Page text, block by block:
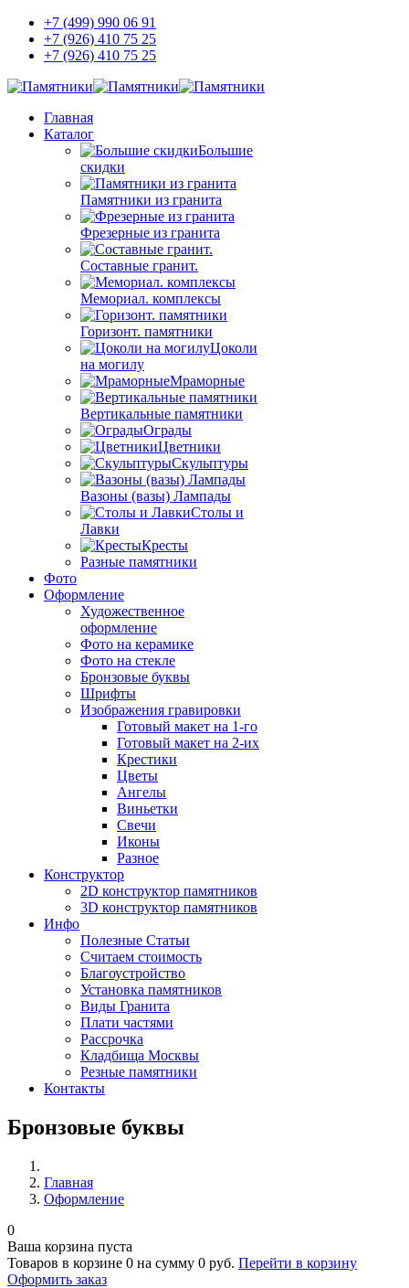
+7 (499) 990 06 91
+7 (926) 410 75 25
+7 (926) 410 75 25
Главная
Каталог
Большие
скидки
Памятники из гранита
Фрезерные из гранита
Составные гранит.
Мемориал. комплексы
Горизонт. памятники
Цоколи
на могилу
Мраморные
Вертикальные памятники
Ограды
Цветники
Скульптуры
Вазоны (вазы) Лампады
Столы и
Лавки
Кресты
Разные памятники
Фото
Оформление
Художественное
оформление
Фото на керамике
Фото на стекле
Бронзовые буквы
Шрифты
Изображения гравировки
Готовый макет на 1-го
Готовый макет на 2-их
Крестики
Цветы
Ангелы
Виньетки
Свечи
Иконы
Разное
Конструктор
2D конструктор памятников
3D конструктор памятников
Инфо
Полезные Статьи
Считаем стоимость
Благоустройство
Установка памятников
Виды Гранита
Плати частями
Рассрочка
Кладбища Москвы
Резные памятники
Контакты
Бронзовые буквы
Главная
Оформление
0
Ваша корзина пуста
Товаров в корзине 0 на сумму 0 руб. Перейти в корзину
Оформить заказ